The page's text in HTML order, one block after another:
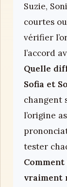
Suzie,
courtes
vérifier
l’accord
Quelle
Sofia et
changent
l’origine
tester
vraiment